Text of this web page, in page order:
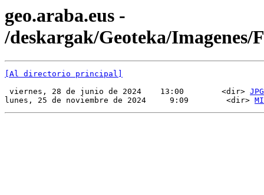
geo.araba.eus -
/deskargak/Geoteka/Imagenes/
[Al directorio principal]
viernes, 28 de junio de 2024    13:00        <dir> JPG
lunes, 25 de noviembre de 2024     9:09        <dir>